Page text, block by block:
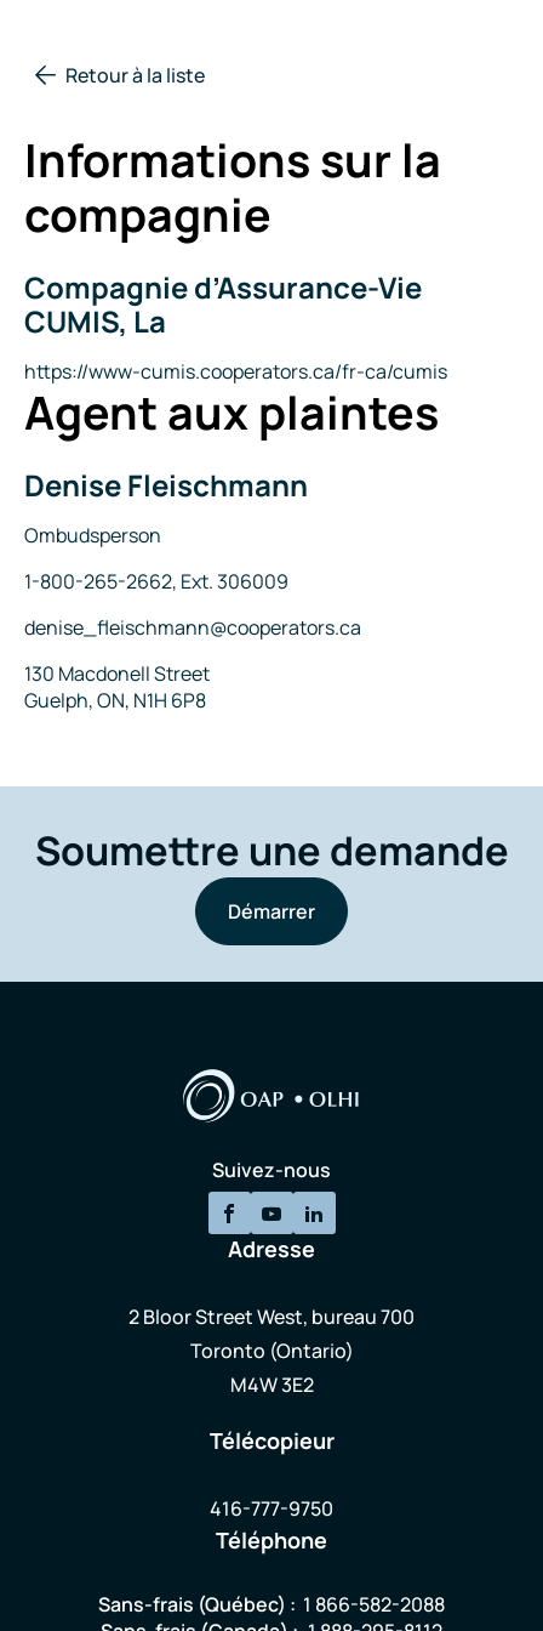
Retour à la liste
Informations sur la
compagnie
Nom
de
la
compagnie
Compagnie d’Assurance-Vie
CUMIS, La
Site
Internet
https://www-cumis.cooperators.ca/fr-ca/cumis
Agent aux plaintes
Nom
Denise Fleischmann
Titre
Ombudsperson
Téléphone
1-800-265-2662, Ext. 306009
Courriel
denise_fleischmann@cooperators.ca
Adresse
130 Macdonell Street
Guelph, ON, N1H 6P8
Soumettre une demande
Démarrer
Suivez-nous
Adresse
2 Bloor Street West, bureau 700
Toronto (Ontario)
M4W 3E2
Télécopieur
416-777-9750
Téléphone
Sans-frais (Québec) : 1 866-582-2088